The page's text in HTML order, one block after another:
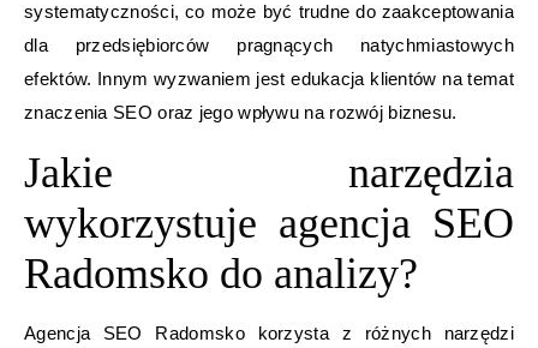
systematyczności, co może być trudne do zaakceptowania
dla przedsiębiorców pragnących natychmiastowych
efektów. Innym wyzwaniem jest edukacja klientów na temat
znaczenia SEO oraz jego wpływu na rozwój biznesu.
Jakie narzędzia
wykorzystuje agencja SEO
Radomsko do analizy?
Agencja SEO Radomsko korzysta z różnych narzędzi